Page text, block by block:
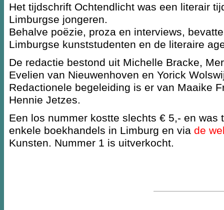
Het tijdschrift Ochtendlicht was een literair
Limburgse jongeren.
Behalve poëzie, proza en interviews,
Limburgse kunststudenten en de literaire
De redactie bestond uit Michelle Bracke,
Evelien van Nieuwenhoven en Yorick
Redactionele begeleiding is er van Maaike
Hennie Jetzes.
Een los nummer kostte slechts € 5,- en
enkele boekhandels in Limburg en via de
Kunsten. Nummer 1 is uitverkocht.